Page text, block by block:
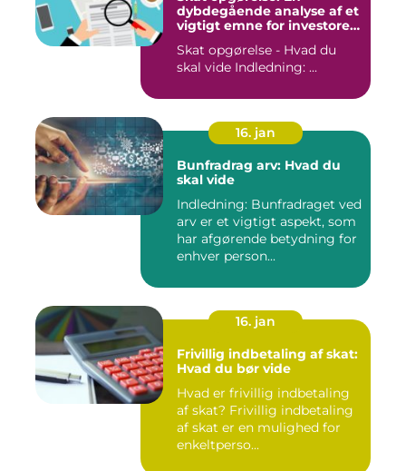
dybdegående analyse af et
vigtigt emne for investorer
Skat opgørelse - Hvad du
skal vide Indledning: ...
16. jan
Bunfradrag arv: Hvad du
skal vide
Indledning: Bunfradraget ved
arv er et vigtigt aspekt, som
har afgørende betydning for
enhver person...
16. jan
Frivillig indbetaling af skat:
Hvad du bør vide
Hvad er frivillig indbetaling
af skat? Frivillig indbetaling
af skat er en mulighed for
enkeltperso...